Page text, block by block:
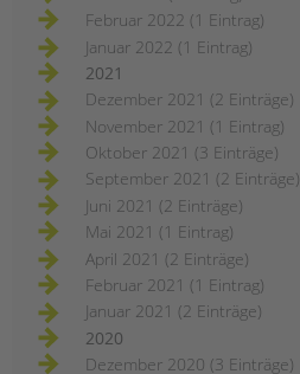
Februar 2022 (1 Eintrag)
Januar 2022 (1 Eintrag)
2021
Dezember 2021 (2 Einträge)
November 2021 (1 Eintrag)
Oktober 2021 (3 Einträge)
September 2021 (2 Einträge)
Juni 2021 (2 Einträge)
Mai 2021 (1 Eintrag)
April 2021 (2 Einträge)
Februar 2021 (1 Eintrag)
Januar 2021 (2 Einträge)
2020
Dezember 2020 (3 Einträge)